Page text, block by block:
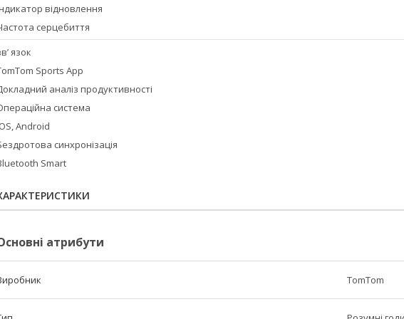
відновлення
серцебиття
язок
Sports App
аналіз продуктивності
система
Android
синхронізація
Smart
атрибути
TomTom